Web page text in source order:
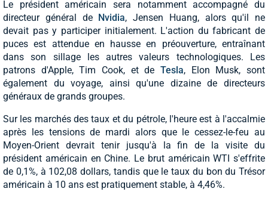
Le président américain sera notamment accompagné du
directeur général de
Nvidia, Jensen Huang, alors qu'il ne
devait pas y participer initialement. L'action du fabricant de
puces est attendue en hausse en préouverture, entraînant
dans son sillage les autres valeurs technologiques. Les
patrons d'Apple, Tim Cook, et de Tesla, Elon Musk, sont
également du voyage, ainsi qu'une dizaine de directeurs
généraux de grands groupes.
Sur les marchés des taux et du pétrole, l'heure est à l'accalmie
après les tensions de mardi alors que le cessez-le-feu au
Moyen-Orient devrait tenir jusqu'à la fin de la visite du
président américain en Chine. Le brut américain WTI s'effrite
de 0,1%, à 102,08 dollars, tandis que le taux du bon du Trésor
américain à 10 ans est pratiquement stable, à 4,46%.